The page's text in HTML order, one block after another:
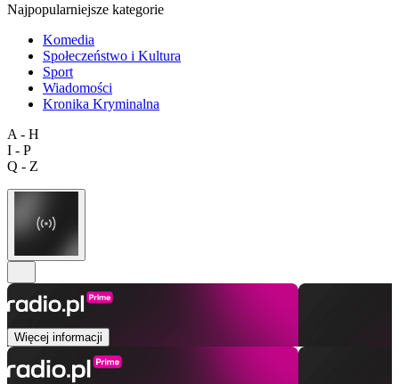
Najpopularniejsze kategorie
Komedia
Społeczeństwo i Kultura
Sport
Wiadomości
Kronika Kryminalna
A - H
I - P
Q - Z
Więcej informacji